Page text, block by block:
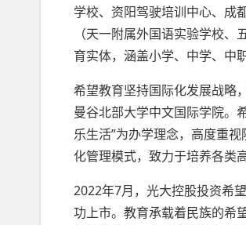
学校、资阳驾驶培训中心、成
（天一附属外国语实验学校
育实体，涵盖小学、中学、中
希望教育坚持国际化发展战略
曼谷北部大学中文国际学院。
乐生活”为办学理念，高度重
化管理模式，致力于培养各类
2022年7月，光大控股投资希
功上市。教育承载着民族的希